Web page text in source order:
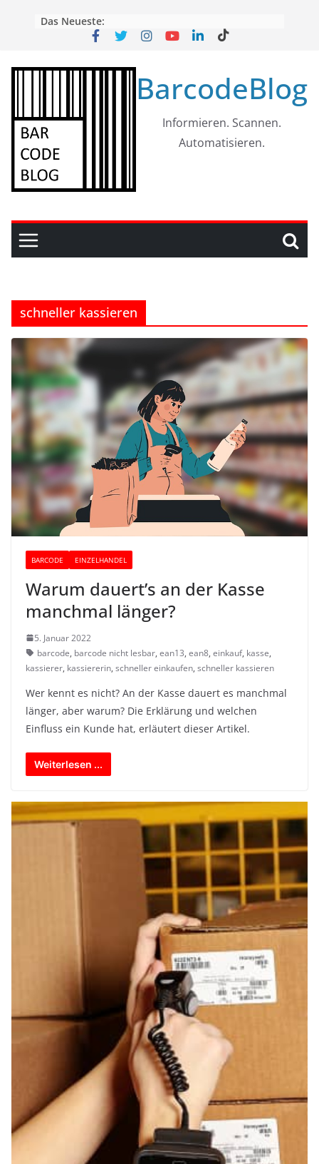
Das Neueste:
BarcodeBlog
Informieren. Scannen.
Automatisieren.
schneller kassieren
BARCODE EINZELHANDEL
Warum dauert’s an der Kasse
manchmal länger?
5. Januar 2022
barcode, barcode nicht lesbar, ean13, ean8, einkauf, kasse,
kassierer, kassiererin, schneller einkaufen, schneller kassieren
Wer kennt es nicht? An der Kasse dauert es manchmal
länger, aber warum? Die Erklärung und welchen
Einfluss ein Kunde hat, erläutert dieser Artikel.
Weiterlesen ...